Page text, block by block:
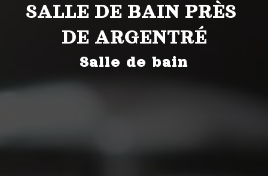
SALLE DE BAIN PRÈS
DE ARGENTRÉ
Salle de bain